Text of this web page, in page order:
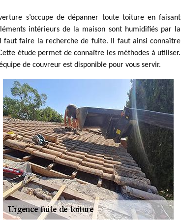
s’occupe de dépanner toute toiture en faisant
intérieurs de la maison sont humidifiés par la
faire la recherche de fuite. Il faut ainsi connaître
étude permet de connaître les méthodes à utiliser.
de couvreur est disponible pour vous servir.